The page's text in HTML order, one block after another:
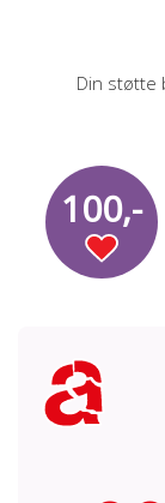
Din støtte
100,-